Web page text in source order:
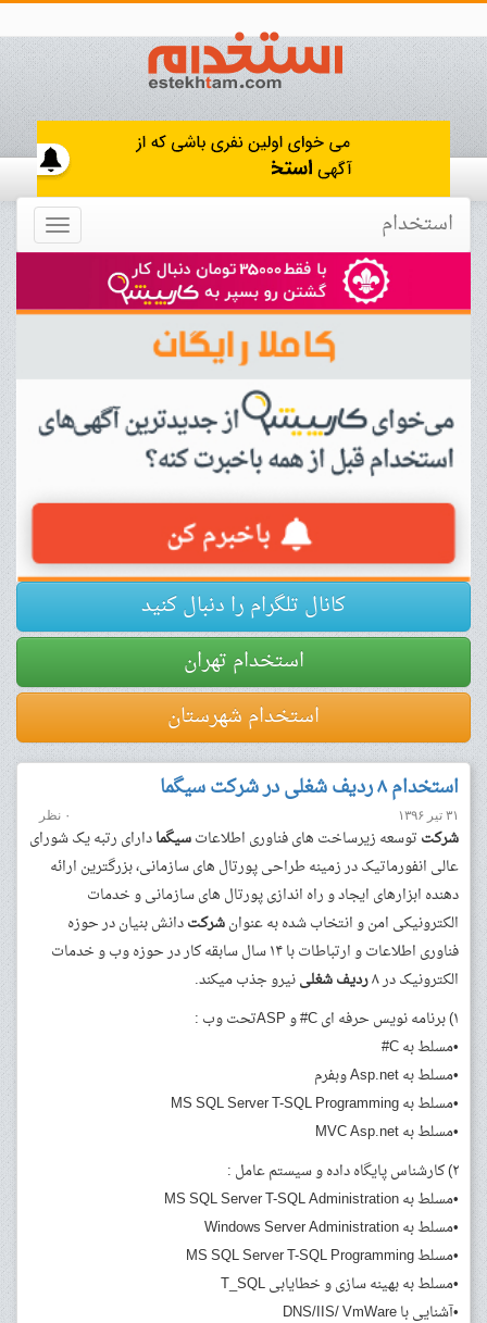
Toggle استخدام
کانال تلگرام را دنبال کنید
استخدام تهران
استخدام شهرستان
استخدام ۸ ردیف شغلی در شرکت سیگما
۳۱ تیر ۱۳۹۶ ۰ نظر
شرکت توسعه زیرساخت های فناوری اطلاعاتسیگمادارای رتبه یک شورای
عالی انفورماتیک در زمینه طراحی پورتال های سازمانی، بزرگترین ارائه
دهنده ابزارهای ایجاد و راه اندازی پورتال های سازمانی و خدمات
الکترونیکی امن و انتخاب شده به عنوانشرکتدانش بنیان در حوزه
فناوری اطلاعات و ارتباطات با ۱۴ سال سابقه کار در حوزه وب و خدمات
الکترونیک در ۸ ردیفشغلینیرو جذب میکند.
۱) برنامه نویس حرفه ای C# و ASPتحت وب :
•مسلط به C#
•مسلط به Asp.net وبفرم
•مسلط به MS SQL Server T-SQL Programming
•مسلط به MVC Asp.net
۲) کارشناس پایگاه داده و سیستم عامل :
•مسلط به MS SQL Server T-SQL Administration
•مسلط به Windows Server Administration
•مسلط MS SQL Server T-SQL Programming
•مسلط به بهینه سازی و خطایابی T_SQL
•آشنایی با DNS/IIS/ VmWare